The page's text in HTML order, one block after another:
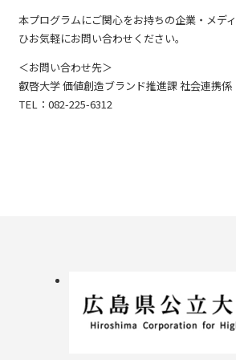
本プログラムにご関心をお持ちの企業・メデ
ひお気軽にお問い合わせください。
＜お問い合わせ先＞
叡啓大学 価値創造ブランド推進課 社会連携
TEL：082-225-6312